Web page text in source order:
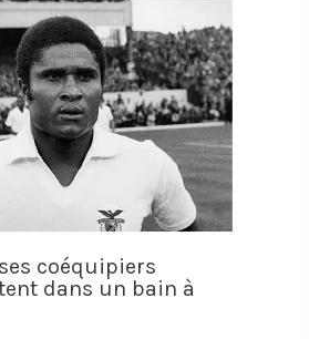
coéquipiers
dans un bain à